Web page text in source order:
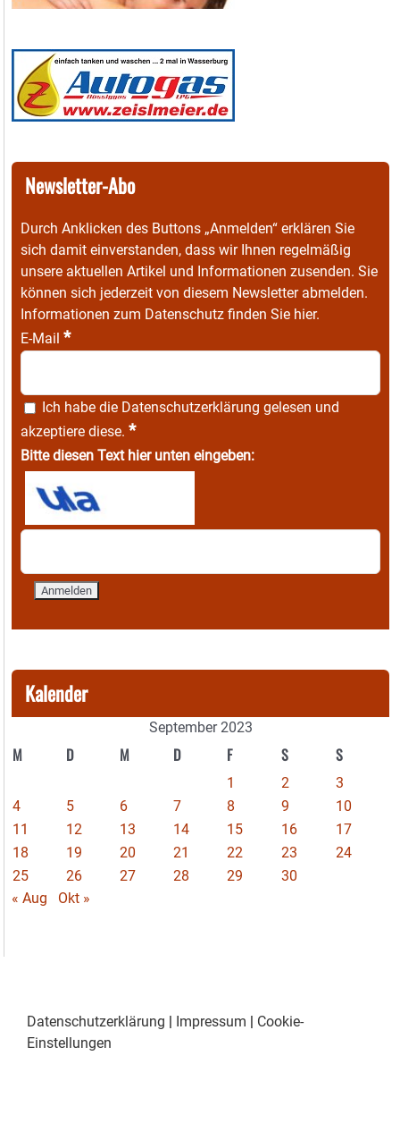
Newsletter-Abo
Durch Anklicken des Buttons „Anmelden“ erklären Sie
sich damit einverstanden, dass wir Ihnen regelmäßig
unsere aktuellen Artikel und Informationen zusenden. Sie
können sich jederzeit von diesem Newsletter abmelden.
Informationen zum Datenschutz finden Sie hier.
E-Mail *
Ich habe die Datenschutzerklärung gelesen und
akzeptiere diese. *
Bitte diesen Text hier unten eingeben:
Kalender
September 2023
M D M D F S S
1 2
3
4
5 6 7 8 9
10
11
12 13 14 15 16
17
18
19 20 21 22 23
24
25
26 27 28 29
30
« Aug
Okt »
Datenschutzerklärung | Impressum | Cookie-
Einstellungen